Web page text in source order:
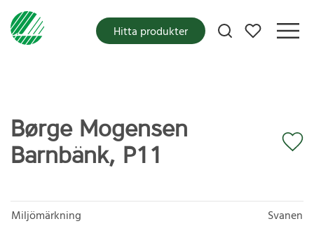
Mina favoriter
Hitta produkter
Børge Mogensen
Barnbänk, P11
Miljömärkning
Svanen